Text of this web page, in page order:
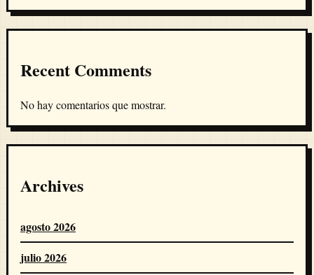
Recent Comments
No hay comentarios que mostrar.
Archives
agosto 2026
julio 2026